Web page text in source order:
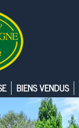
BIENS VENDUS